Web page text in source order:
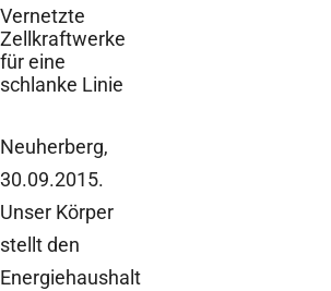
Vernetzte
Zellkraftwerke
für eine
schlanke Linie
Neuherberg,
30.09.2015.
Unser Körper
stellt den
Energiehaushalt